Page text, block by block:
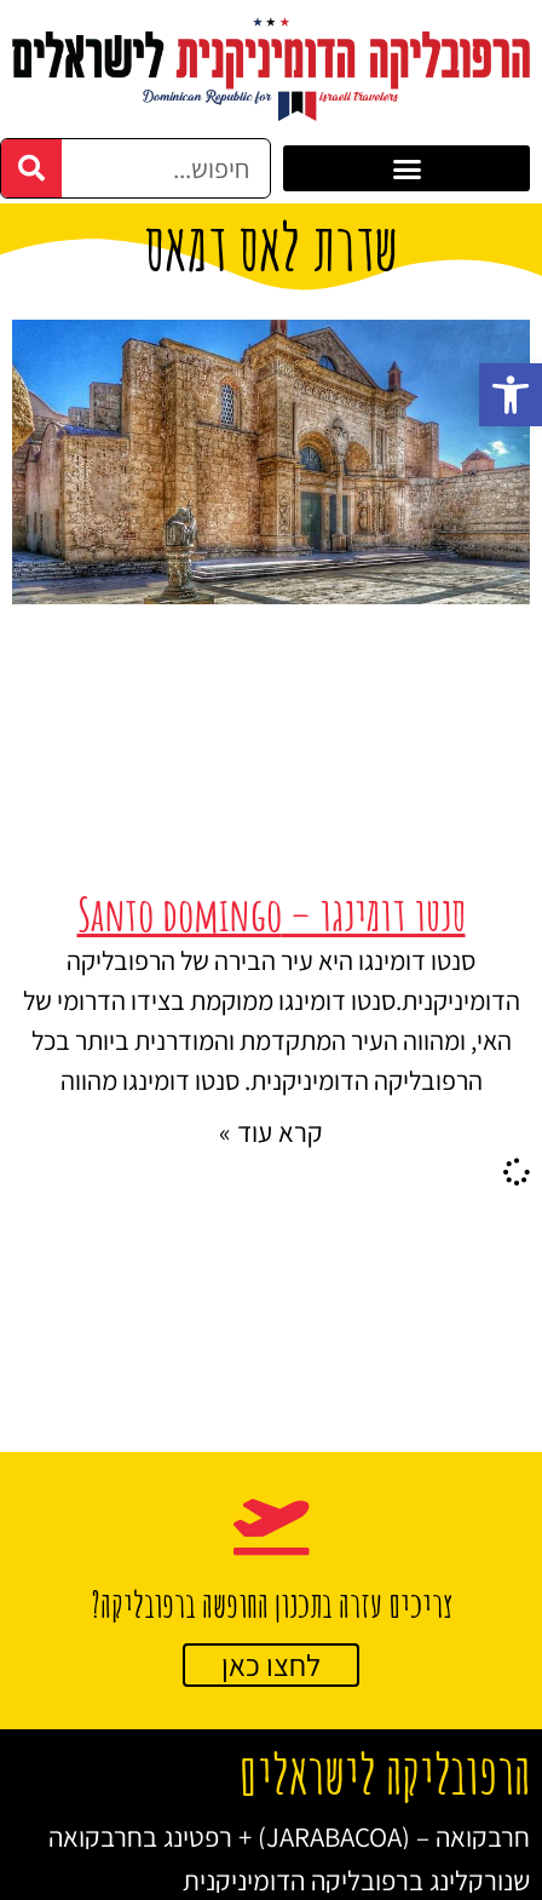
שדרת לאס דמאס
סנטו דומינגו – Santo domingo
סנטו דומינגו היא עיר הבירה של הרפובליקה
הדומיניקנית.סנטו דומינגו ממוקמת בצידו הדרומי של
האי, ומהווה העיר המתקדמת והמודרנית ביותר בכל
הרפובליקה הדומיניקנית. סנטו דומינגו מהווה
קרא עוד »
צריכים עזרה בתכנון החופשה ברפובליקה?
לחצו כאן
הרפובליקה לישראלים
חרבקואה – (JARABACOA) + רפטינג בחרבקואה
שנורקלינג ברפובליקה הדומיניקנית
פתח סרגל נגישות